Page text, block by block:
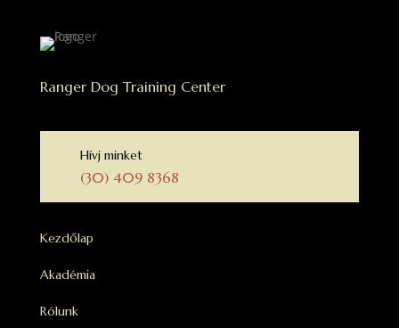
Ranger Dog Training Center
Hívj minket
(30) 409 8368
Kezdőlap
Akadémia
Rólunk